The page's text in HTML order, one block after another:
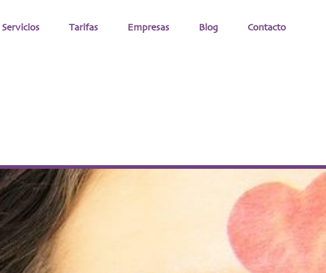
Servicios Tarifas Empresas Blog Contacto